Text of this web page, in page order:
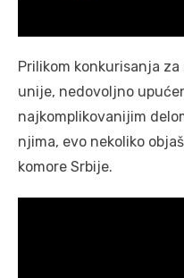
Prilikom konkurisanja
unije, nedovoljno
najkomplikovanijim
njima, evo nekoliko
komore Srbije.